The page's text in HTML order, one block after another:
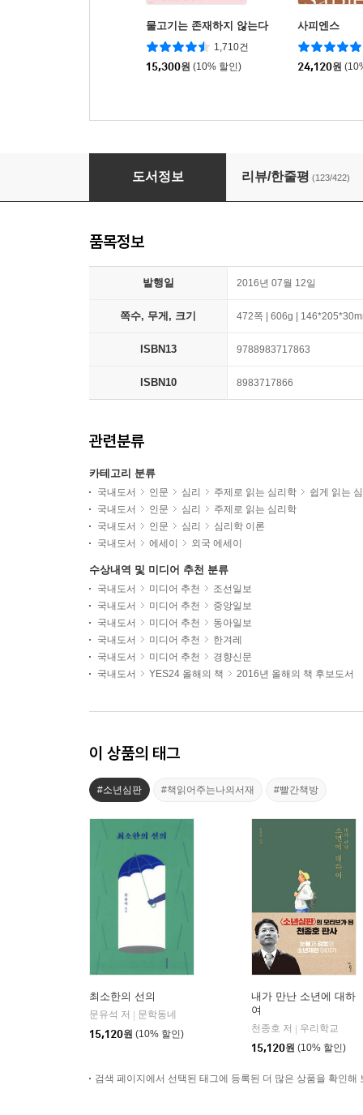
물고기는 존재하지 않는다
1,710건
15,300원 (10% 할인)
사피엔스
24,120원
나는 가해자의 엄마입니다
도서정보 리뷰/한줄평 (123/422)
품목정보
발행일 2016년 07월 12일
쪽수, 무게, 크기 472쪽 | 606g |
ISBN13 9788983717863
ISBN10 8983717866
관련분류
카테고리 분류
국내도서 인문 심리 주제로 읽는 심리학
쉽게 읽는
국내도서
인문 심리
주제로 읽는 심리학
국내도서
인문 심리
심리학 이론
국내도서
에세이 외국 에세이
수상내역 및 미디어 추천 분류
국내도서 미디어 추천
조선일보
국내도서
미디어 추천
중앙일보
국내도서
미디어 추천
동아일보
국내도서
미디어 추천
한겨레
국내도서
미디어 추천
경향신문
국내도서
YES24 올해의 책 2016년 올해의 책 후보도서
이 상품의 태그
#소년심판 #책읽어주는나의서재 #빨간책방
최소한의 선의
문유석 저
문학동네
15,120원 (10% 할인)
내가 만난 소년에 대하
여
천종호 저
우리학교
15,120원 (10% 할인)
검색 페이지에서 선택된 태그에 등록된 더 많은 상품을 확인해